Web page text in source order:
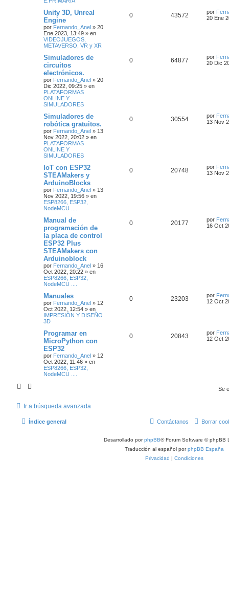
Unity 3D, Unreal
Engine
por Fernando_Anel » 20
Ene 2023, 13:49 » en
VIDEOJUEGOS,
METAVERSO, VR y XR
0 43572 por
20 Ene
Simuladores de
circuitos
electrónicos.
por Fernando_Anel » 20
Dic 2022, 09:25 » en
PLATAFORMAS
ONLINE Y
SIMULADORES
0 64877 por
20 Dic
Simuladores de
robótica gratuitos.
por Fernando_Anel » 13
Nov 2022, 20:02 » en
PLATAFORMAS
ONLINE Y
SIMULADORES
0 30554 por
13 Nov
IoT con ESP32
STEAMakers y
ArduinoBlocks
por Fernando_Anel » 13
Nov 2022, 19:56 » en
ESP8266, ESP32,
NodeMCU ....
0 20748 por
13 Nov
Manual de
programación de
la placa de control
ESP32 Plus
STEAMakers con
Arduinoblock
por Fernando_Anel » 16
Oct 2022, 20:22 » en
ESP8266, ESP32,
NodeMCU ....
0 20177 por
16 Oct
Manuales
por Fernando_Anel » 12
Oct 2022, 12:54 » en
IMPRESIÓN Y DISEÑO
3D
0 23203 por
12 Oct
Programar en
MicroPython con
ESP32
por Fernando_Anel » 12
Oct 2022, 11:46 » en
ESP8266, ESP32,
NodeMCU ....
0 20843 por
12 Oct
Se
Ir a búsqueda avanzada
Índice general Borrar
Contáctanos
Desarrollado porphpBB® Forum Software © phpBB
Traducción al español porphpBB España
Privacidad | Condiciones